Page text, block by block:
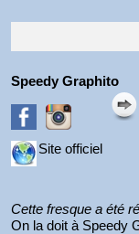
Speedy Graphito
Site officiel
Cette fresque a été
On la doit à Speedy